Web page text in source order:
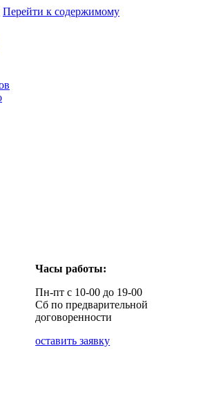
Перейти к содержимому
Часы работы:
Пн-пт с 10-00 до 19-00
Сб по предварительной
договоренности
оставить заявку